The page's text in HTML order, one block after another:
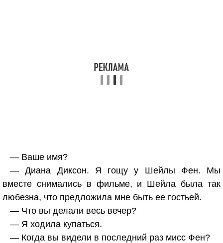
— Ваше имя?
— Диана Диксон. Я гощу у Шейлы Фен. Мы
вместе снимались в фильме, и Шейла была так
любезна, что предложила мне быть ее гостьей.
— Что вы делали весь вечер?
— Я ходила купаться.
— Когда вы видели в последний раз мисс Фен?